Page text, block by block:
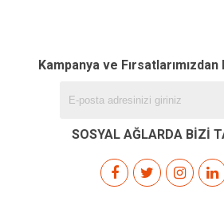
Kampanya ve
SOSYAL AĞLARDA BİZİ